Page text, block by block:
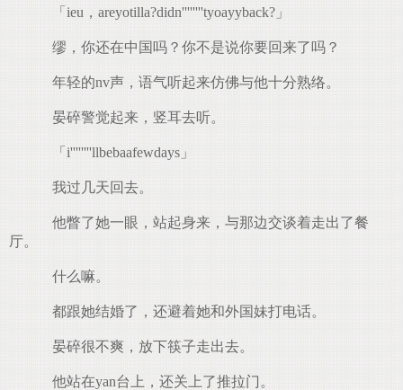
「ieu，areyotilla?didn''''''''tyoayyback?」
缪，你还在中国吗？你不是说你要回来了吗？
年轻的nv声，语气听起来仿佛与他十分熟络。
晏碎警觉起来，竖耳去听。
「i''''''''llbebaafewdays」
我过几天回去。
他瞥了她一眼，站起身来，与那边交谈着走出了餐
厅。
什么嘛。
都跟她结婚了，还避着她和外国妹打电话。
晏碎很不爽，放下筷子走出去。
他站在yan台上，还关上了推拉门。